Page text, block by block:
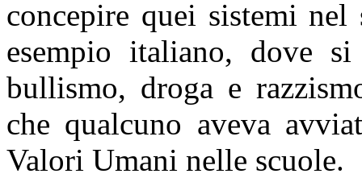
concepire quei sistemi nel
esempio italiano, dove
bullismo, droga e
che qualcuno aveva
Valori Umani nelle scuole.